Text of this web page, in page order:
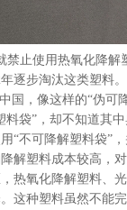
禁止使用热氧化降解
逐步淘汰这类塑料。
国，像这样的“伪可
料袋”，却不知道其
“不可降解塑料袋”
解塑料成本较高，
热氧化降解塑料、
这种塑料虽然不能